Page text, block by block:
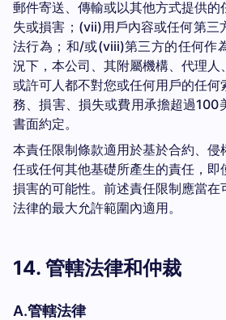
郵件寄送、傳輸或以其他方式提供的
失或損害；(vii)用戶內容或任何第三
法行為；和/或(viii)第三方的任何作
況下，本公司、其附屬機構、代理人
或許可人都不對您或任何用戶的任何
務、損害、損失或費用承擔超過100
書面約定。
本責任限制條款適用於基於合約、侵
任或任何其他基礎所產生的責任，即
損害的可能性。前述責任限制應當在
法律的最大允許範圍內適用。
14. 管轄法律和仲裁
A.管轄法律